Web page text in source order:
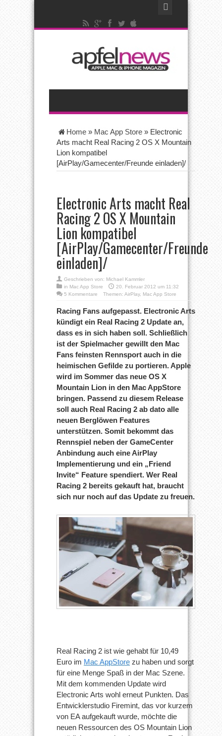
Home » Mac App Store » Electronic
Arts macht Real Racing 2 OS X Mountain
Lion kompatibel
[AirPlay/Gamecenter/Freunde einladen]/
Electronic Arts macht Real
Racing 2 OS X Mountain
Lion kompatibel
[AirPlay/Gamecenter/Freunde
einladen]/
Geschrieben von: Michael Kammler
in Mac App Store
20. Februar 2012 um 11:32
5 Kommentare
Themen: AirPlay, Mac App Store
Racing Fans aufgepasst. Electronic Arts
kündigt ein Real Racing 2 Update an,
dass es in sich haben soll. Schließlich
ist der Spielmacher gewillt den Mac
Fans feinsten Rennsport auch in die
heimischen Gefilde zu portieren. Apple
wird im Sommer das neue OS X
Mountain Lion in den Mac AppStore
bringen. Passend zu diesem Release
soll auch Real Racing 2 ab dato alle
neuen Berglöwen Features
unterstützen. Somit bekommt das
Rennspiel neben der GameCenter
Anbindung auch eine AirPlay
Implementierung und ein „Friend
Invite“ Feature spendiert. Wer Real
Racing 2 bereits gekauft hat, braucht
sich nur noch auf das Update zu freuen.
Real Racing 2 ist wie gehabt für 10,49
Euro im Mac AppStore zu haben und sorgt
für eine Menge Spaß in der Mac Szene.
Mit dem kommenden Update wird
Electronic Arts wohl erneut Punkten. Das
Entwicklerstudio Firemint, das vor kurzem
von EA aufgekauft wurde, möchte die
neuen Ressourcen des OS Mountain Lion